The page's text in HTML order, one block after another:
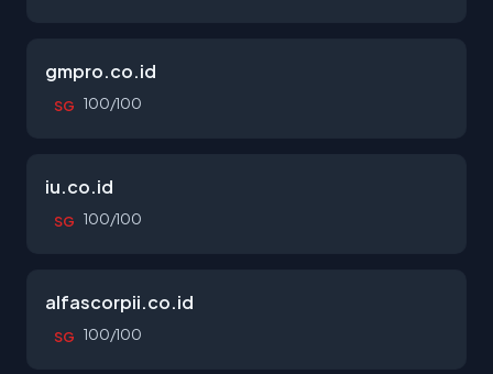
gmpro.co.id
SG 100/100
iu.co.id
SG 100/100
alfascorpii.co.id
SG 100/100